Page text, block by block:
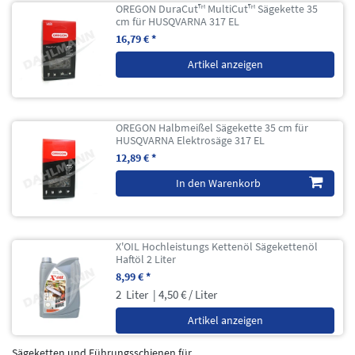
OREGON DuraCut™ MultiCut™ Sägekette 35
cm für HUSQVARNA 317 EL
16,79 € *
Artikel anzeigen
OREGON Halbmeißel Sägekette 35 cm für
HUSQVARNA Elektrosäge 317 EL
12,89 € *
In den Warenkorb
X'OIL Hochleistungs Kettenöl Sägekettenöl
Haftöl 2 Liter
8,99 € *
2 Liter | 4,50 € / Liter
Artikel anzeigen